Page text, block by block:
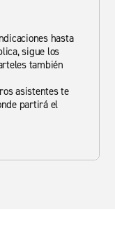
hasta
sigue los
también
asistentes te
partirá el